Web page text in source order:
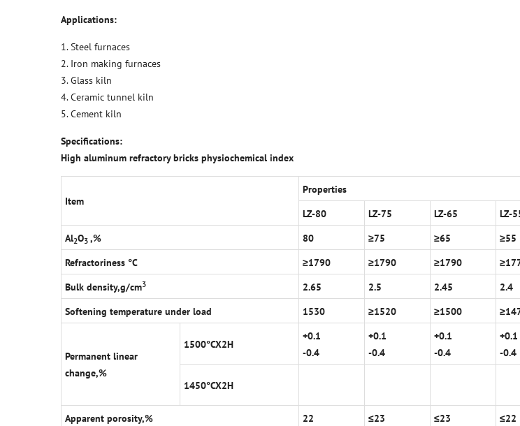
Applications:
1. Steel furnaces
2. Iron making furnaces
3. Glass kiln
4. Ceramic tunnel kiln
5. Cement kiln
Specifications:
High aluminum refractory bricks physiochemical index
Item
Properties
LZ-80
LZ-75 LZ-65 LZ-
Al2O3 ,% 80 ≥75 ≥65 ≥55
Refractoriness °C ≥1790 ≥1790 ≥1790 ≥
Bulk density,g/cm3 2.65 2.5 2.45 2.4
Softening temperature under load
1530 ≥1520 ≥1500 ≥
Permanent linear
change,%
1500°CX2H
+0.1
-0.4
+0.1
-0.4
+0.1
-0.4
+0.1
-0.4
1450°CX2H
Apparent porosity,%
22 ≤23 ≤23 ≤22